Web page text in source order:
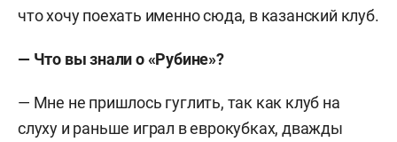
что хочу поехать именно сюда, в казанский клуб.
— Что вы знали о «Рубине»?
— Мне не пришлось гуглить, так как клуб на
слуху и раньше играл в еврокубках, дважды